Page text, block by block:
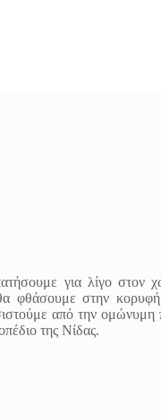
για λίγο στον
θα φθάσουμε στην
από την ομώνυμη
της Νίδας.